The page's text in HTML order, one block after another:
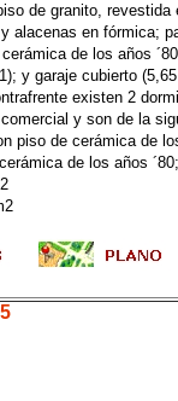
de granito, revestida
alacenas en fórmica;
de los años
y garaje cubierto
existen 2
y son de la
piso de cerámica de
de los años